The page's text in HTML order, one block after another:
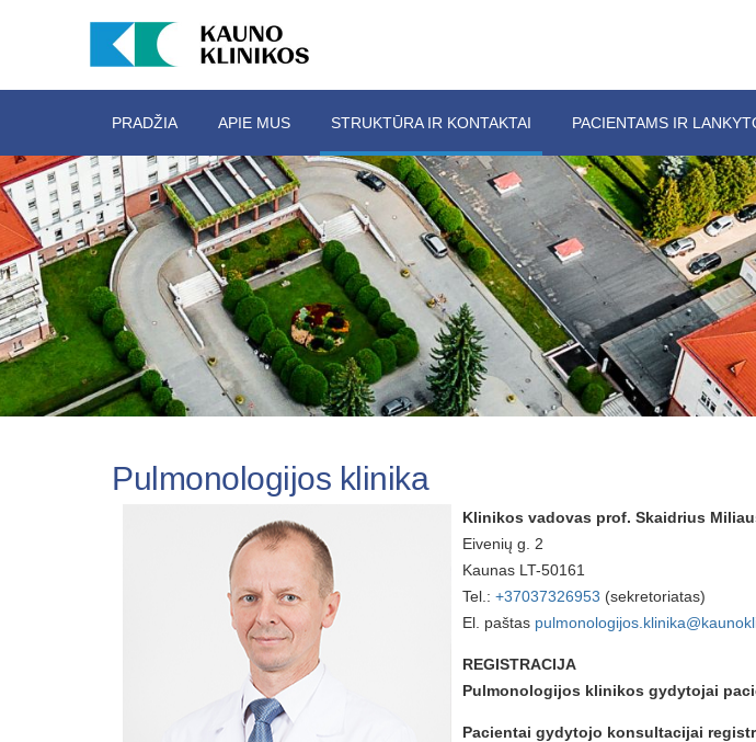
PRADŽIA APIE MUS STRUKTŪRA IR KONTAKTAI PACIENTAMS IR
Pulmonologijos klinika
Klinikos vadovas prof. Skaidrius
Eivenių g. 2
Kaunas LT-50161
Tel.: +37037326953 (sekretoriatas)
El. paštas
REGISTRACIJA
Pulmonologijos klinikos gydytojai
Pacientai gydytojo konsultacijai